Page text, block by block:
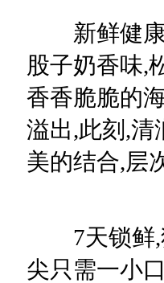
新鲜健康
股子奶香味,
香香脆脆的
溢出,此刻,清
美的结合,层
7天锁鲜,
尖只需一小